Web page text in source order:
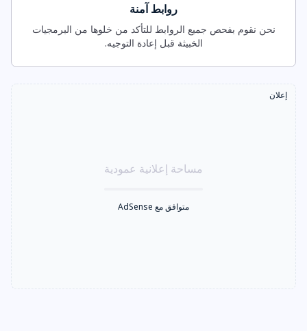
روابط آمنة
نحن نقوم بفحص جميع الروابط للتأكد من خلوها من البرمجيات
الخبيثة قبل إعادة التوجيه.
إعلان
مساحة إعلانية عمودية
متوافق مع AdSense